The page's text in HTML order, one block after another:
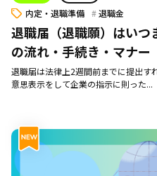
内定・退職準備 退職金
退職届（退職願）はい
の流れ・手続き・マナー
退職届は法律上2週間前までに提出す
意思表示をして企業の指示に則った...